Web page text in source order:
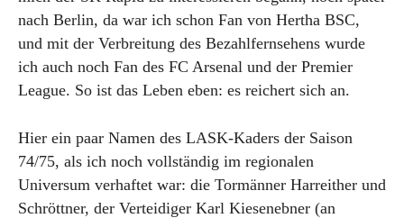
nach Berlin, da war ich schon Fan von Hertha BSC,
und mit der Verbreitung des Bezahlfernsehens wurde
ich auch noch Fan des FC Arsenal und der Premier
League. So ist das Leben eben: es reichert sich an.
Hier ein paar Namen des LASK-Kaders der Saison
74/75, als ich noch vollständig im regionalen
Universum verhaftet war: die Tormänner Harreither und
Schröttner, der Verteidiger Karl Kiesenebner (an